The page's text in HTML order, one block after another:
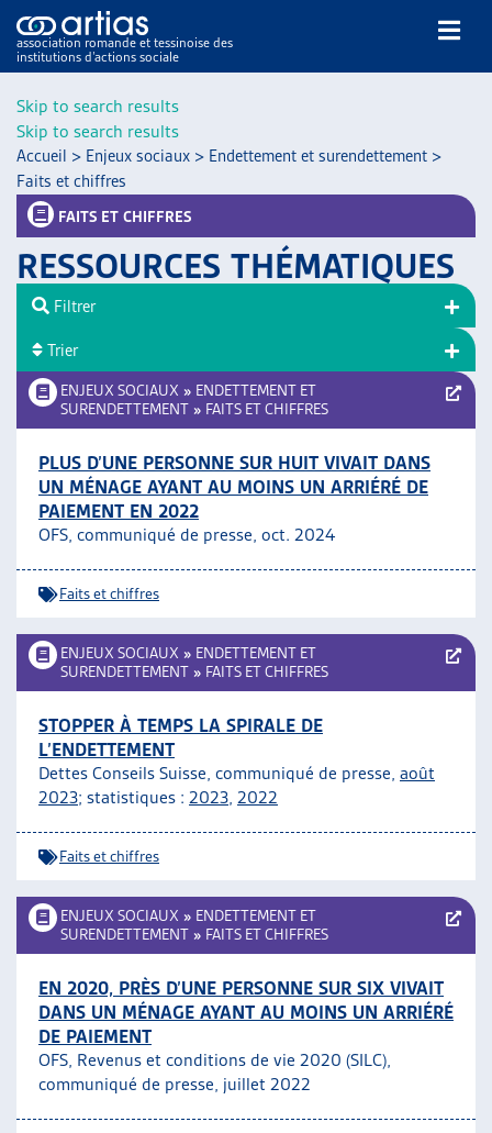
Skip to search results
Skip to search results
association romande et tessinoise des
institutions d’actions sociale
NOS PUBLICATIONS
ARTICLES
VEILLE
RESSOURCES
THÉMATIQUES
AUTRES
ARTIAS
L’ASSOCIATION
PROJETS ET ACTIVITÉS
JOURNÉES D’AUTOMNE
Accueil > Enjeux sociaux > Endettement et surendettement >
Faits et chiffres
FAITS ET CHIFFRES
RESSOURCES THÉMATIQUES
ENJEUX SOCIAUX » ENDETTEMENT ET
SURENDETTEMENT » FAITS ET CHIFFRES
PLUS D’UNE PERSONNE SUR HUIT VIVAIT DANS
UN MÉNAGE AYANT AU MOINS UN ARRIÉRÉ DE
PAIEMENT EN 2022
OFS, communiqué de presse, oct. 2024
Faits et chiffres
ENJEUX SOCIAUX » ENDETTEMENT ET
SURENDETTEMENT » FAITS ET CHIFFRES
STOPPER À TEMPS LA SPIRALE DE
L’ENDETTEMENT
Dettes Conseils Suisse, communiqué de presse, août
2023; statistiques : 2023, 2022
Faits et chiffres
ENJEUX SOCIAUX » ENDETTEMENT ET
SURENDETTEMENT » FAITS ET CHIFFRES
EN 2020, PRÈS D’UNE PERSONNE SUR SIX VIVAIT
DANS UN MÉNAGE AYANT AU MOINS UN ARRIÉRÉ
DE PAIEMENT
OFS, Revenus et conditions de vie 2020 (SILC),
communiqué de presse, juillet 2022
Filtrer
Trier